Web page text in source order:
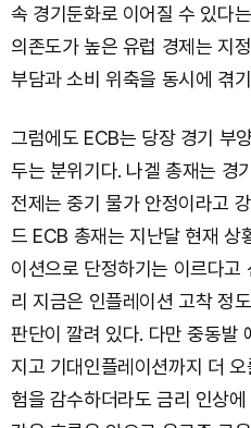
속 경기둔화로 이어질 수 있다
의존도가 높은 유럽 경제는 지
부담과 소비 위축을 동시에 겪
그럼에도 ECB는 당장 경기 부
두는 분위기다. 나겔 총재는 경
전제는 중기 물가 안정이라고
드 ECB 총재는 지난달 현재 상
이션으로 단정하기는 이르다고
리 지금은 인플레이션 고착 정
판단이 깔려 있다. 다만 중동발
지고 기대인플레이션까지 더
험을 감수하더라도 금리 인상